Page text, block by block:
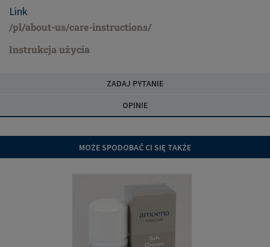
Link
/pl/about-us/care-instructions/
Instrukcja użycia
ZADAJ PYTANIE
OPINIE
MOŻE SPODOBAĆ CI SIĘ TAKŻE